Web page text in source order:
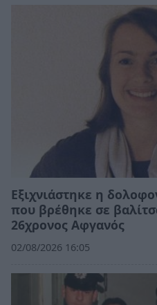
Εξιχνιάστηκε η
που βρέθηκε σε
26χρονος Αφγανός
02/08/2026 16:05